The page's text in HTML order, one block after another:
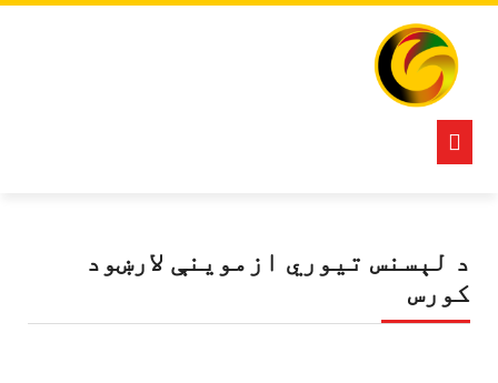
content
د لېسنس تیوري ازموینې لارښود
کورس